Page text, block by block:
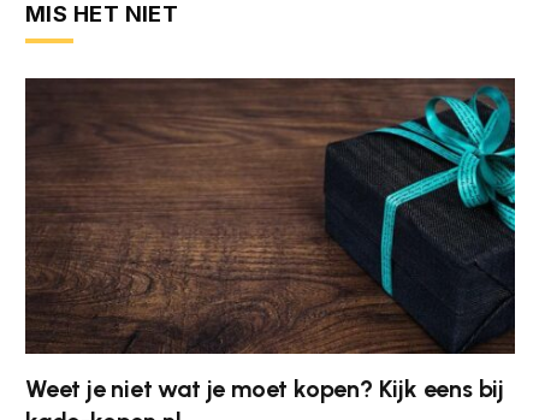
MIS HET NIET
Weet je niet wat je moet kopen? Kijk eens bij